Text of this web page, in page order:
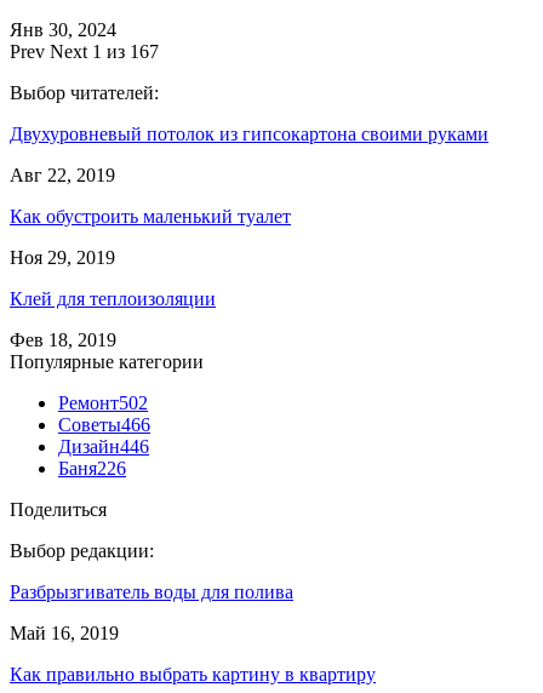
Янв 30, 2024
Prev Next 1 из 167
Выбор читателей:
Двухуровневый потолок из гипсокартона своими руками
Авг 22, 2019
Как обустроить маленький туалет
Ноя 29, 2019
Клей для теплоизоляции
Фев 18, 2019
Популярные категории
Ремонт502
Советы466
Дизайн446
Баня226
Поделиться
Выбор редакции:
Разбрызгиватель воды для полива
Май 16, 2019
Как правильно выбрать картину в квартиру